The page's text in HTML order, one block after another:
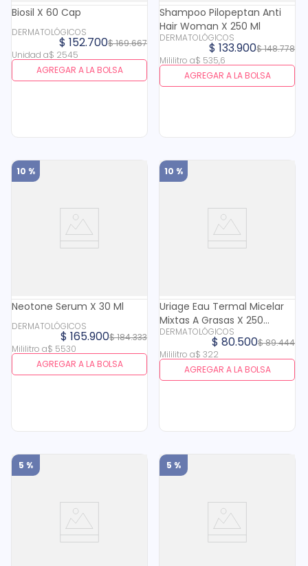
Biosil X 60 Cap
DERMATOLÓGICOS
$169.667
$ 152.700
Unidad a$ 2545
AGREGAR A LA BOLSA
Shampoo Pilopeptan Anti
Hair Woman X 250 Ml
DERMATOLÓGICOS
$148.778
$ 133.900
Mililitro a$ 535,6
AGREGAR A LA BOLSA
10 %
Neotone Serum X 30 Ml
DERMATOLÓGICOS
$184.333
$ 165.900
Mililitro a$ 5530
AGREGAR A LA BOLSA
10 %
Uriage Eau Termal Micelar
Mixtas A Grasas X 250
Mililitros
DERMATOLÓGICOS
$89.444
$ 80.500
Mililitro a$ 322
AGREGAR A LA BOLSA
5 % 5 %